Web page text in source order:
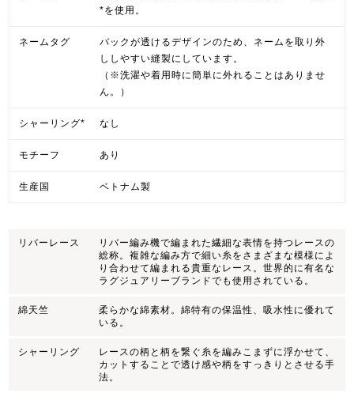
*を使用。
ネームタグ
バックが透けるデザインのため、ネームを取り外
ししやすい縫製にしています。
（※洗濯や着用時に簡単に外れることはありませ
ん。）
シャーリング* なし
モチーフ あり
生産国 ベトナム製
リバーレース
リバー編み機で編まれた繊細な表情を持つレースの
総称。複雑な編み方で細い糸をさまざまな模様によ
り合わせて編まれる貴重なレース。世界的に有名な
ラグジュアリーブランドでも使用されている。
綿天竺
柔らかな綿素材。綿特有の保温性、吸水性に優れて
いる。
シャーリング
レースの柄と柄を繋ぐ糸を編みこまずに浮かせて、
カットすることで透け感や柄をすっきりとさせる手
法。